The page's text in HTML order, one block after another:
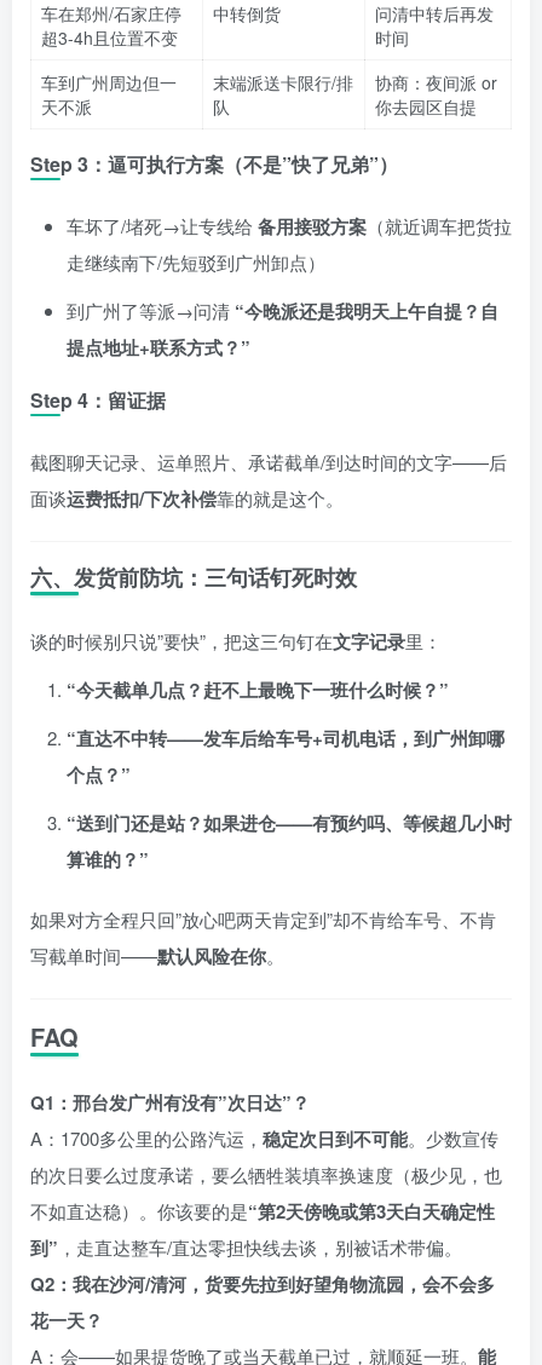
车在郑州/石家庄停
超3-4h且位置不变
中转倒货
问清中转后再发
时间
车到广州周边但一
天不派
末端派送卡限行/排
队
协商：夜间派 or
你去园区自提
Step 3：逼可执行方案（不是”快了兄弟”）
车坏了/堵死→让专线给 备用接驳方案 （就近调车把货拉
走继续南下/先短驳到广州卸点）
到广州了等派→问清 “今晚派还是我明天上午自提？自
提点地址+联系方式？”
Step 4：留证据
截图聊天记录、运单照片、承诺截单/到达时间的文字——后
面谈运费抵扣/下次补偿靠的就是这个。
六、发货前防坑：三句话钉死时效
谈的时候别只说”要快”，把这三句钉在文字记录里：
“今天截单几点？赶不上最晚下一班什么时候？”
“直达不中转——发车后给车号+司机电话，到广州卸哪
个点？”
“送到门还是站？如果进仓——有预约吗、等候超几小时
算谁的？”
如果对方全程只回”放心吧两天肯定到”却不肯给车号、不肯
写截单时间——默认风险在你。
FAQ
Q1：邢台发广州有没有”次日达”？
A：1700多公里的公路汽运， 稳定次日到不可能。少数宣传
的次日要么过度承诺，要么牺牲装填率换速度（极少见，也
不如直达稳）。你该要的是“第2天傍晚或第3天白天确定性
到” ，走直达整车/直达零担快线去谈，别被话术带偏。
Q2：我在沙河/清河，货要先拉到好望角物流园，会不会多
花一天？
A：会——如果提货晚了或当天截单已过，就顺延一班。 能